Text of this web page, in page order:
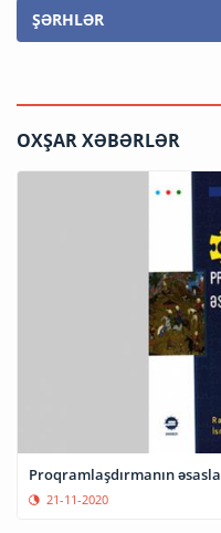
ŞƏRHLƏR
OXŞAR XƏBƏRLƏR
Proqramlaşdırmanın
21-11-2020